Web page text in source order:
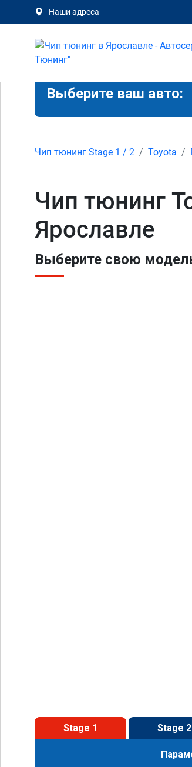
Наши адреса
Выберите ваш авто:
Чип тюнинг Stage 1 / 2 Toyota
Чип тюнинг
Ярославле
Выберите свою
Stage 1 Stage 2